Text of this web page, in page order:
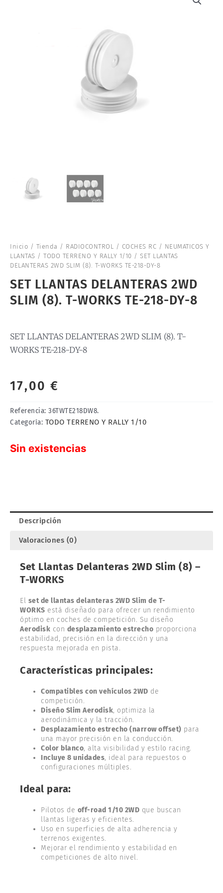
Inicio / Tienda / RADIOCONTROL / COCHES RC / NEUMATICOS Y
LLANTAS / TODO TERRENO Y RALLY 1/10 / SET LLANTAS
DELANTERAS 2WD SLIM (8). T-WORKS TE-218-DY-8
SET LLANTAS DELANTERAS 2WD
SLIM (8). T-WORKS TE-218-DY-8
SET LLANTAS DELANTERAS 2WD SLIM (8). T-
WORKS TE-218-DY-8
17,00 €
Referencia: 36TWTE218DW8.
Categoría: TODO TERRENO Y RALLY 1/10
Sin existencias
Descripción
Valoraciones (0)
Set Llantas Delanteras 2WD Slim (8) –
T-WORKS
El set de llantas delanteras 2WD Slim de T-
WORKS está diseñado para ofrecer un rendimiento
óptimo en coches de competición. Su diseño
Aerodisk con desplazamiento estrecho proporciona
estabilidad, precisión en la dirección y una
respuesta mejorada en pista.
Características principales:
Compatibles con vehículos 2WD de
competición.
Diseño Slim Aerodisk, optimiza la
aerodinámica y la tracción.
Desplazamiento estrecho (narrow offset) para
una mayor precisión en la conducción.
Color blanco, alta visibilidad y estilo racing.
Incluye 8 unidades, ideal para repuestos o
configuraciones múltiples.
Ideal para:
Pilotos de off-road 1/10 2WD que buscan
llantas ligeras y eficientes.
Uso en superficies de alta adherencia y
terrenos exigentes.
Mejorar el rendimiento y estabilidad en
competiciones de alto nivel.